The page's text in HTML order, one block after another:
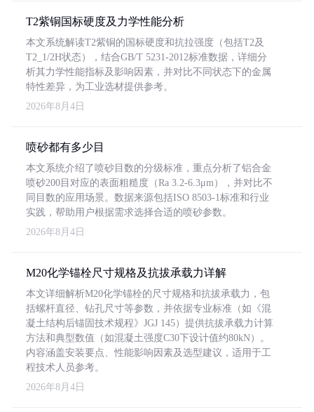
T2紫铜国标硬度及力学性能分析
本文系统解读T2紫铜的国标硬度和抗拉强度（包括T2及
T2_1/2H状态），结合GB/T 5231-2012标准数据，详细分
析其力学性能指标及影响因素，并对比不同状态下的金属
特性差异，为工业选材提供参考。
2026年8月4日
喷砂都有多少目
本文系统介绍了喷砂目数的分级标准，重点分析了铝合金
喷砂200目对应的表面粗糙度（Ra 3.2-6.3μm），并对比不
同目数的应用场景。数据来源包括ISO 8503-1标准和行业
实践，帮助用户根据需求选择合适的喷砂参数。
2026年8月4日
M20化学锚栓尺寸规格及抗拔承载力详解
本文详细解析M20化学锚栓的尺寸规格和抗拔承载力，包
括螺杆直径、钻孔尺寸等参数，并依据专业标准（如《混
凝土结构后锚固技术规程》JGJ 145）提供抗拔承载力计算
方法和典型数值（如混凝土强度C30下设计值约80kN）。
内容涵盖安装要点、性能影响因素及选型建议，适用于工
程技术人员参考。
2026年8月4日